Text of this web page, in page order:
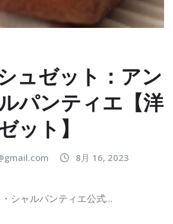
ュゼット：アン
パンティエ【洋
ット】
8月 16, 2023
シャルパンティエ公式…